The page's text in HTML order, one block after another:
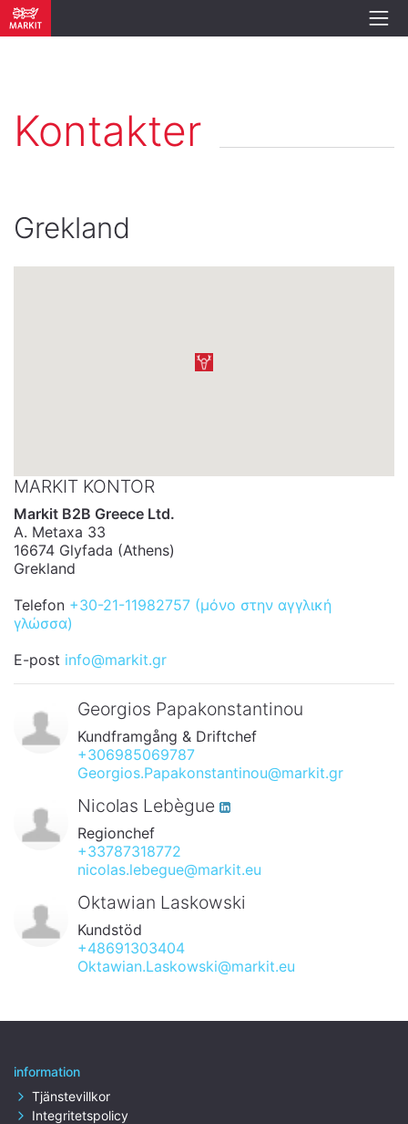
Kontakter
Grekland
MARKIT KONTOR
Markit B2B Greece Ltd.
A. Metaxa 33
16674 Glyfada (Athens)
Grekland
Telefon +30-21-11982757 (μόνο στην αγγλική
γλώσσα)
E-post info@markit.gr
Georgios Papakonstantinou
Kundframgång & Driftchef
+306985069787
Georgios.Papakonstantinou@markit.gr
Nicolas Lebègue
Regionchef
+33787318772
nicolas.lebegue@markit.eu
Oktawian Laskowski
Kundstöd
+48691303404
Oktawian.Laskowski@markit.eu
information
Tjänstevillkor
Integritetspolicy